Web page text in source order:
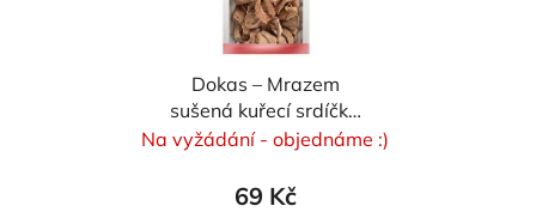
Dokas – Mrazem
sušená kuřecí srdíčka
22 g
Na vyžádání - objednáme :)
69 Kč